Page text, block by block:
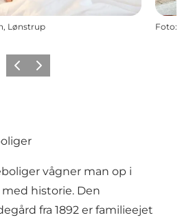
Lønstrup Foto:
ForrigeNæste
vågner man op i
historie. Den
fra 1892 er familieejet